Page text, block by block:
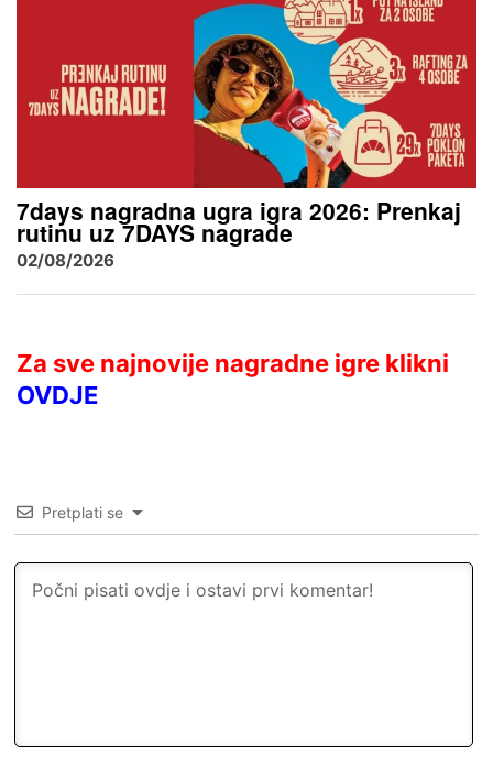
7days nagradna ugra igra 2026: Prenkaj
rutinu uz 7DAYS nagrade
02/08/2026
Za sve najnovije nagradne igre klikni
OVDJE
Pretplati se